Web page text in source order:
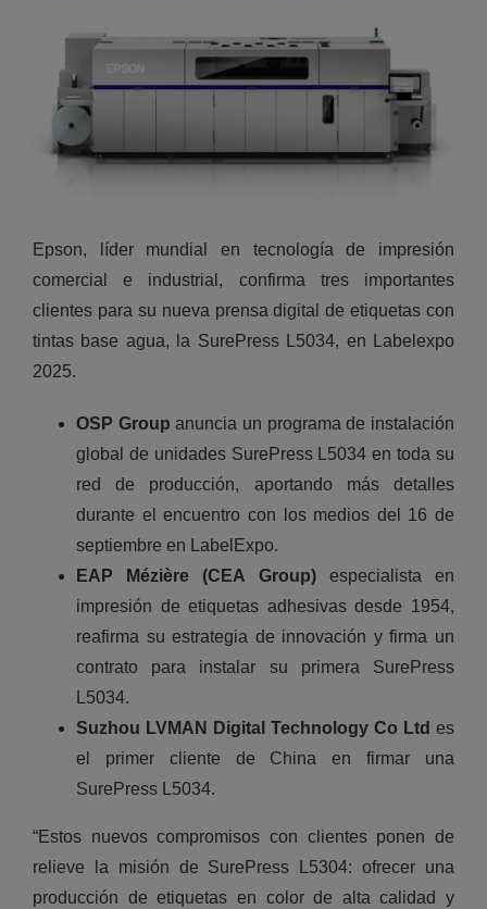
Epson, líder mundial en tecnología de impresión
comercial e industrial, confirma tres importantes
clientes para su nueva prensa digital de etiquetas con
tintas base agua, la SurePress L5034, en Labelexpo
2025.
OSP Group anuncia un programa de instalación
global de unidades SurePress L5034 en toda su
red de producción, aportando más detalles
durante el encuentro con los medios del 16 de
septiembre en LabelExpo.
EAP Mézière (CEA Group)especialista en
impresión de etiquetas adhesivas desde 1954,
reafirma su estrategia de innovación y firma un
contrato para instalar su primera SurePress
L5034.
Suzhou LVMAN Digital Technology Co Ltd es
el primer cliente de China en firmar una
SurePress L5034.
“Estos nuevos compromisos con clientes ponen de
relieve la misión de SurePress L5304: ofrecer una
producción de etiquetas en color de alta calidad y